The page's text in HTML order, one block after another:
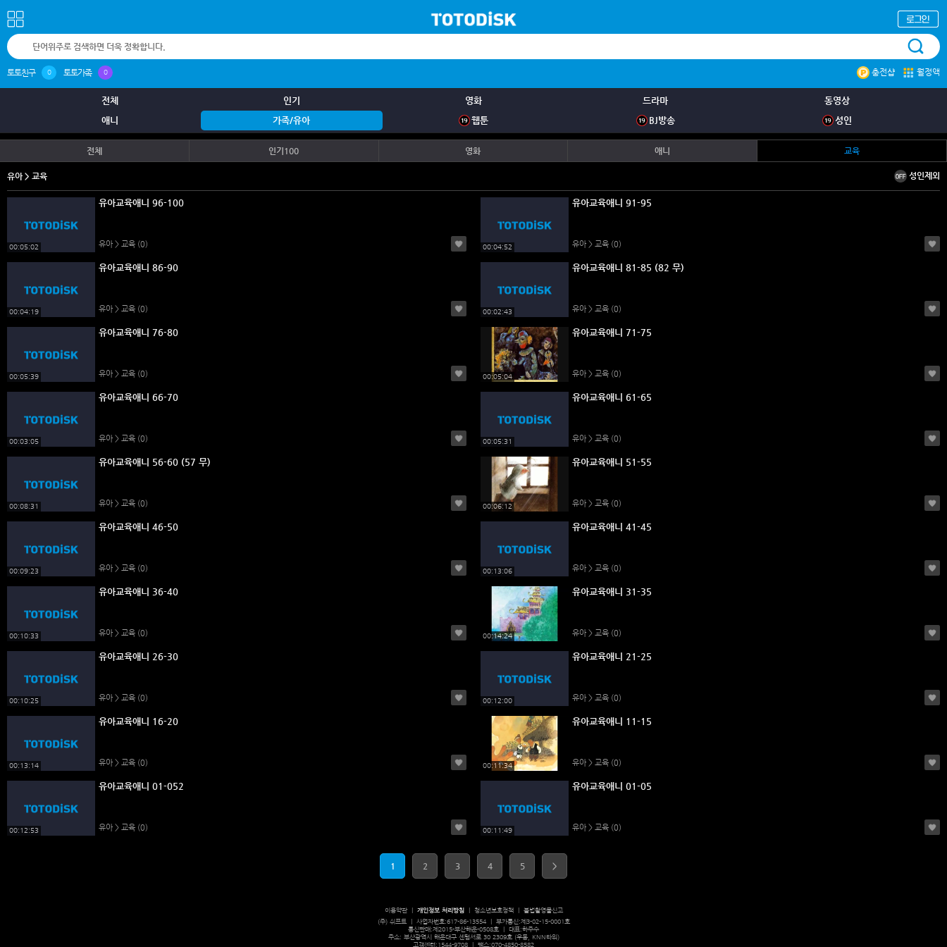
토토친구 0 토토가족 0 충전샵 월정액
전체 인기 영화 드라마
동영상
애니
가족/유아 웹툰 BJ방송 성인
전체 인기100 영화 애니 교육
유아 > 교육 성인제외
00:05:02
유아교육애니 96-100
유아 > 교육 (0) 00:04:52
유아교육애니 91-95
유아 > 교육 (0)
00:04:19
유아교육애니 86-90
유아 > 교육 (0) 00:02:43
유아교육애니 81-85 (82 무)
유아 > 교육 (0)
00:05:39
유아교육애니 76-80
유아 > 교육 (0) 00:05:04
유아교육애니 71-75
유아 > 교육 (0)
00:03:05
유아교육애니 66-70
유아 > 교육 (0) 00:05:31
유아교육애니 61-65
유아 > 교육 (0)
00:08:31
유아교육애니 56-60 (57 무)
유아 > 교육 (0) 00:06:12
유아교육애니 51-55
유아 > 교육 (0)
00:09:23
유아교육애니 46-50
유아 > 교육 (0) 00:13:06
유아교육애니 41-45
유아 > 교육 (0)
00:10:33
유아교육애니 36-40
유아 > 교육 (0) 00:14:24
유아교육애니 31-35
유아 > 교육 (0)
00:10:25
유아교육애니 26-30
유아 > 교육 (0) 00:12:00
유아교육애니 21-25
유아 > 교육 (0)
00:13:14
유아교육애니 16-20
유아 > 교육 (0) 00:11:34
유아교육애니 11-15
유아 > 교육 (0)
00:12:53
유아교육애니 01-052
유아 > 교육 (0) 00:11:49
유아교육애니 01-05
유아 > 교육 (0)
1 2 3 4 5 >
이용약관ㅣ 개인정보 처리방침 청소년보호정책
불법촬영물신고
(주) 쉬프트 ㅣ 사업자번호:617-86-13554 ㅣ 부가통신:제3-02-15-0001호
통신판매:제2015-부산해운-0508호 ㅣ 대표:하주수
주소: 부산광역시 해운대구 센텀서로 30 2309호 (우동, KNN타워)
고객센터:1544-9708 ㅣ 팩스:070-4850-8582